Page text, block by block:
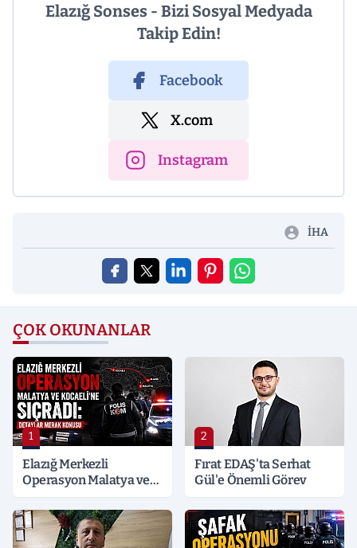
Elazığ Sonses - Bizi Sosyal Medyada
Takip Edin!
Facebook
X.com
Instagram
İHA
ÇOK OKUNANLAR
1
Elazığ Merkezli
Operasyon Malatya ve
Detaylar Merak Konusu
2
Fırat EDAŞ'ta Serhat
Gül'e Önemli Görev